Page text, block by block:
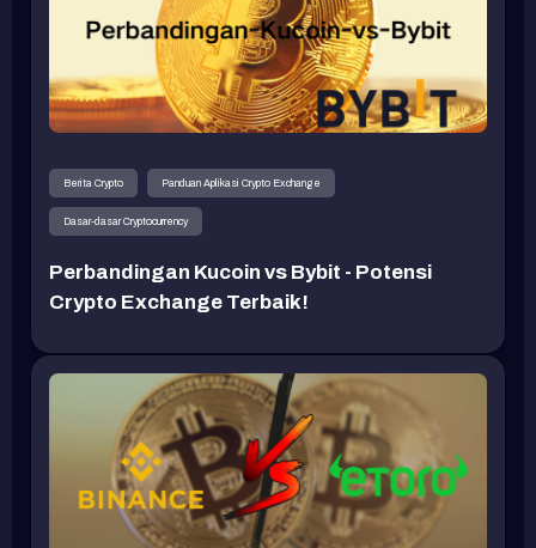
Berita Crypto Panduan Aplikasi Crypto Exchange
Dasar-dasar Cryptocurrency
Perbandingan Kucoin vs Bybit - Potensi
Crypto Exchange Terbaik!